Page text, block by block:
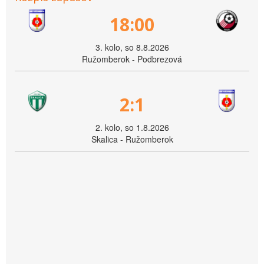
18:00
3. kolo, so 8.8.2026
Ružomberok - Podbrezová
2:1
2. kolo, so 1.8.2026
Skalica - Ružomberok